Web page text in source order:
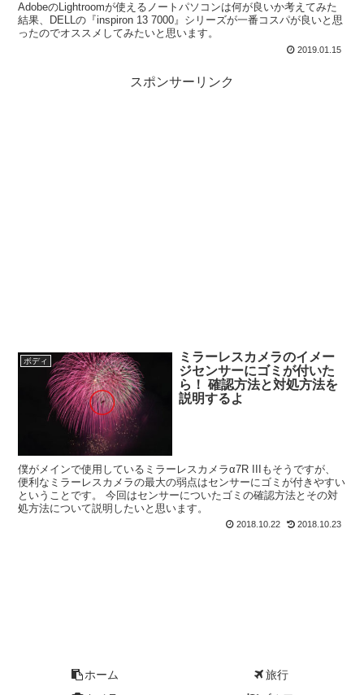
AdobeのLightroomが使えるノートパソコンは何が良いか考えてみた
結果、DELLの『inspiron 13 7000』シリーズが一番コスパが良いと思
ったのでオススメしてみたいと思います。
2019.01.15
スポンサーリンク
ボディ
ミラーレスカメラのイメー
ジセンサーにゴミが付いた
ら！ 確認方法と対処方法を
説明するよ
僕がメインで使用しているミラーレスカメラα7R IIIもそうですが、
便利なミラーレスカメラの最大の弱点はセンサーにゴミが付きやすい
ということです。 今回はセンサーについたゴミの確認方法とその対
処方法について説明したいと思います。
2018.10.22 2018.10.23
ホーム
旅行